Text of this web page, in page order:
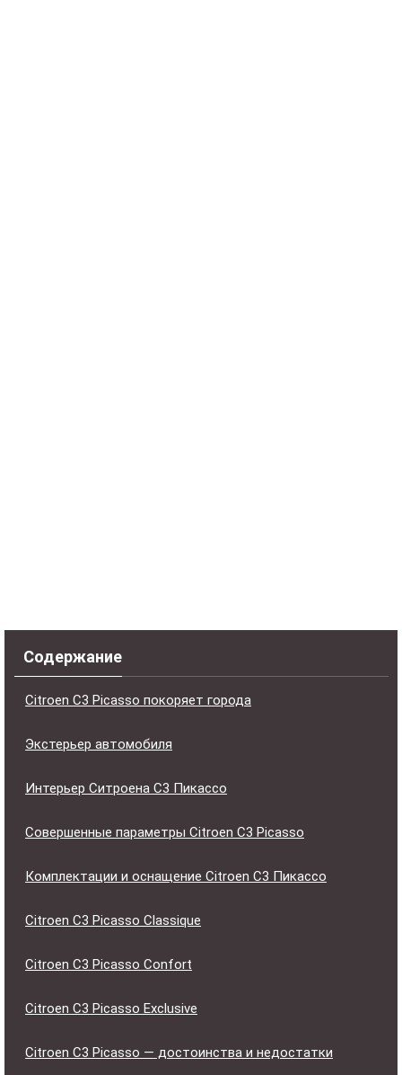
Содержание
Citroen C3 Picasso покоряет города
Экстерьер автомобиля
Интерьер Ситроена С3 Пикассо
Совершенные параметры Citroen C3 Picasso
Комплектации и оснащение Citroen С3 Пикассо
Citroen C3 Picasso Classique
Citroen C3 Picasso Confort
Citroen C3 Picasso Exclusive
Citroen C3 Picasso — достоинства и недостатки